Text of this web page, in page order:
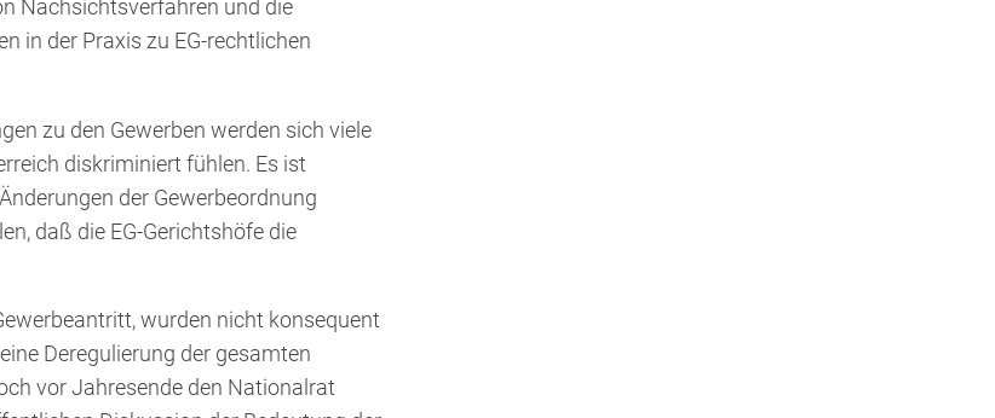
Nachsichtsverfahren und die
in der Praxis zu EG-rechtlichen
zu den Gewerben werden sich viele
diskriminiert fühlen. Es ist
der Gewerbeordnung
daß die EG-Gerichtshöfe die
wurden nicht konsequent
Deregulierung der gesamten
vor Jahresende den Nationalrat